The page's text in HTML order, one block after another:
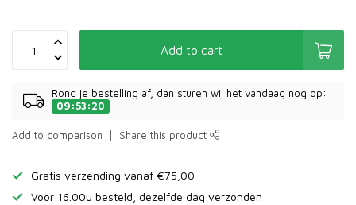
Add to cart
Rond je bestelling af, dan sturen wij het vandaag nog op:
09:53:20
Add to comparison Share this product
Gratis verzending vanaf €75,00
Voor 16.00u besteld, dezelfde dag verzonden